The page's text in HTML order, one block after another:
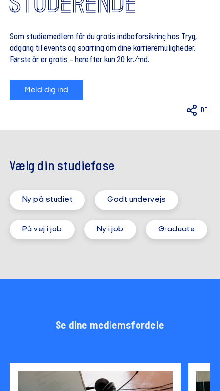
Som studiemedlem får du gratis indboforsikring hos Tryg,
adgang til events og sparring om dine karrieremuligheder.
Første år er gratis - herefter kun 20 kr./md.
Meld dig ind
DEL
Vælg din studiefase
Ny på studiet Godt undervejs
På vej i job Ny i job Graduate
Se dine medlemsfordele